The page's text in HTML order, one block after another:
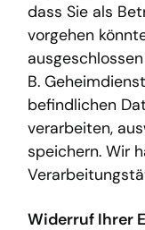
dass Sie als
vorgehen
B.
befindlichen
verarbeiten,
speichern. Wir
Widerruf Ihrer